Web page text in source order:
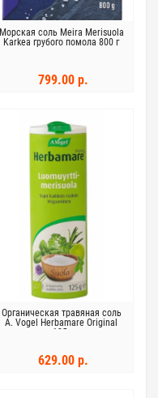
Морская соль Meira Merisuola
Karkea грубого помола 800 г
799.00 р.
Органическая травяная соль
A. Vogel Herbamare Original
125г
629.00 р.